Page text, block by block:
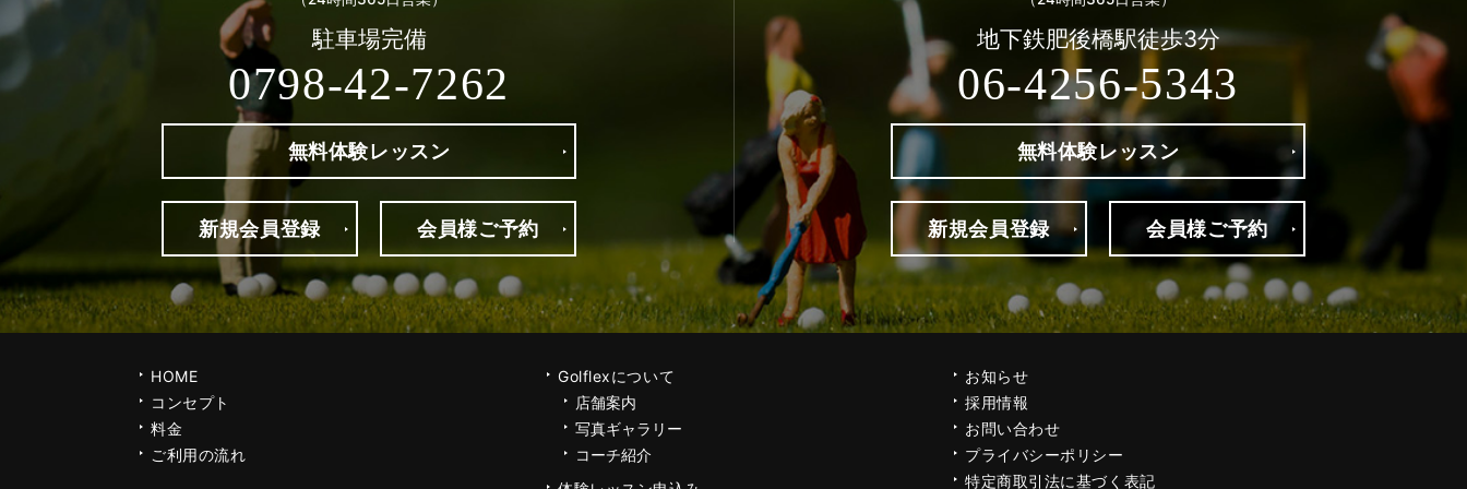
駐車場完備
0798-42-7262
無料体験レッスン
新規会員登録 会員様ご予約
地下鉄肥後橋駅徒歩3分
06-4256-5343
無料体験レッスン
新規会員登録 会員様ご予約
HOME
コンセプト
料金
ご利用の流れ
Golflexについて
店舗案内
写真ギャラリー
コーチ紹介
お知らせ
採用情報
お問い合わせ
プライバシーポリシー
特定商取引法に基づく表記